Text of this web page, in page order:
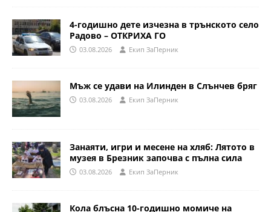
4-годишно дете изчезна в трънското село
Радово – ОТКРИХА ГО
03.08.2026 Eкип ЗаПерник
Мъж се удави на Илинден в Слънчев бряг
03.08.2026 Eкип ЗаПерник
Занаяти, игри и месене на хляб: Лятото в
музея в Брезник започва с пълна сила
03.08.2026 Eкип ЗаПерник
Кола блъсна 10-годишно момиче на